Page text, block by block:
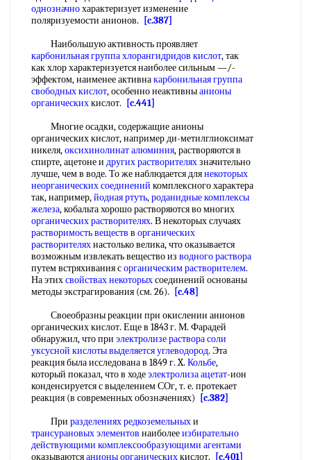
однозначнохарактеризует изменение
поляризуемости анионов.
[c.387]
Наибольшую активность проявляет
карбонильная группахлорангидридов кислот, так
как хлор характеризуется наиболее сильным —/-
эффектом, наименее активнакарбонильная группа
свободных кислот, особенно неактивныанионы
органическихкислот.
[c.441]
Многие осадки, содержащие анионы
органических кислот, например ди-метилглиоксимат
никеля,оксихинолинат алюминия, растворяются в
спирте, ацетоне и других растворителяхзначительно
лучше, чем в воде. То же наблюдается длянекоторых
неорганических соединений комплексного характера
так, например,йодная ртуть,роданидные комплексы
железа, кобальта хорошо растворяются во многих
органических растворителях. В некоторых случаях
растворимость веществ в органических
растворителяхнастолько велика, что оказывается
возможным извлекать вещество из водного раствора
путем встряхивания сорганическим растворителем.
На этихсвойствах некоторыхсоединений основаны
методы экстрагирования (см. 26).
[c.48]
Своеобразны реакции при окислении анионов
органических кислот. Еще в 1843 г. М. Фарадей
обнаружил, что при электролизе раствора соли
уксусной кислотывыделяется углеводород. Эта
реакция была исследована в 1849 г. X. Кольбе,
который показал, что в ходеэлектролиза ацетат-ион
конденсируется с выделением СОг, т. е. протекает
реакция (в современных обозначениях)
[c.382]
При разделениях редкоземельныхи
трансурановых элементов наиболееизбирательно
действующими комплексообразующими агентами
оказываютсяанионы органическихкислот. [c.401]